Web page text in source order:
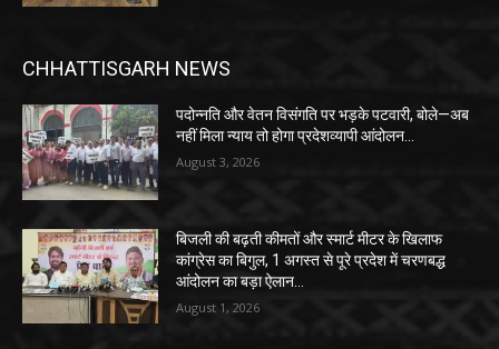
CHHATTISGARH NEWS
पदोन्नति और वेतन विसंगति पर भड़के पटवारी, बोले—अब
नहीं मिला न्याय तो होगा प्रदेशव्यापी आंदोलन…
August 3, 2026
बिजली की बढ़ती कीमतों और स्मार्ट मीटर के खिलाफ
कांग्रेस का बिगुल, 1 अगस्त से पूरे प्रदेश में चरणबद्ध
आंदोलन का बड़ा ऐलान…
August 1, 2026